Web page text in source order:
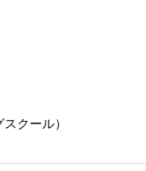
クール）